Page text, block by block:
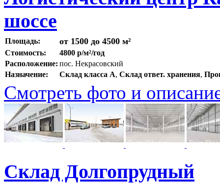
шоссе
Площадь: от 1500 до 4500 м²
Стоимость:
4800 р/м²/год
Расположение: пос. Некрасовский
Назначение:
Склад класса A, Склад ответ. хранения,
Смотреть фото и
Склад Долгопрудный